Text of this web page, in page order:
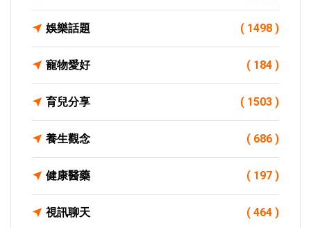
娛樂話題 ( 1498 )
寵物愛好 ( 184 )
育兒分享 ( 1503 )
養生觀念 ( 686 )
健康醫藥 ( 197 )
視訊聊天 ( 464 )